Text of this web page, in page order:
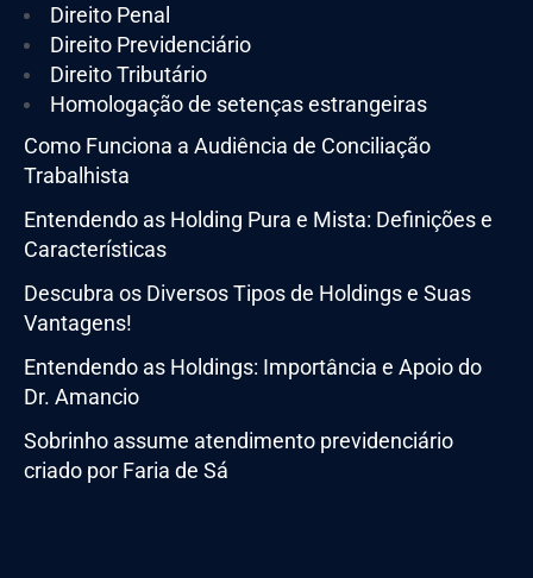
Direito Penal
Direito Previdenciário
Direito Tributário
Homologação de setenças estrangeiras
Como Funciona a Audiência de Conciliação
Trabalhista
Entendendo as Holding Pura e Mista: Definições e
Características
Descubra os Diversos Tipos de Holdings e Suas
Vantagens!
Entendendo as Holdings: Importância e Apoio do
Dr. Amancio
Sobrinho assume atendimento previdenciário
criado por Faria de Sá